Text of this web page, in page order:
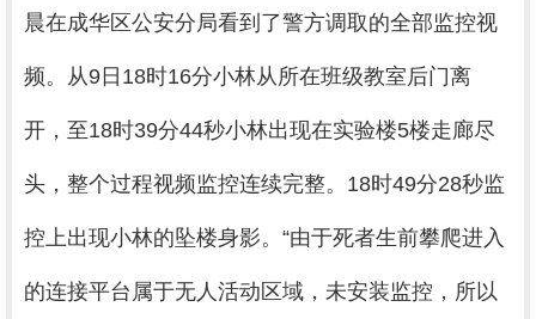
晨在成华区公安分局看到了警方调取的全部监控视
频。从9日18时16分小林从所在班级教室后门离
开，至18时39分44秒小林出现在实验楼5楼走廊尽
头，整个过程视频监控连续完整。18时49分28秒监
控上出现小林的坠楼身影。“由于死者生前攀爬进入
的连接平台属于无人活动区域，未安装监控，所以